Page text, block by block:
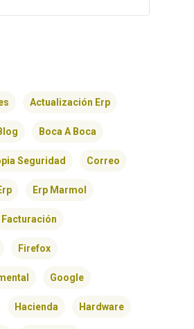
Actualización Erp
Boca A Boca
Seguridad Correo
Erp Marmol
Facturación
Firefox
Google
Hacienda Hardware